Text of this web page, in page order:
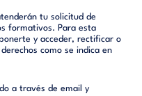
tu solicitud de
formativos. Para esta
y acceder, rectificar o
como se indica en
a través de email y